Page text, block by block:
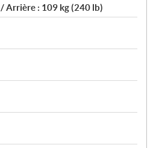
Arrière : 109 kg (240 lb)